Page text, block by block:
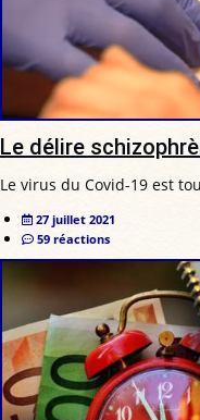
Le délire
Le virus du Covid-19 est
27 juillet 2021
59 réactions